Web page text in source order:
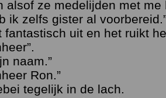
alsof ze medelijden met me
ik zelfs gister al
fantastisch uit en het ruikt
naam.”
Ron.”
tegelijk in de lach.